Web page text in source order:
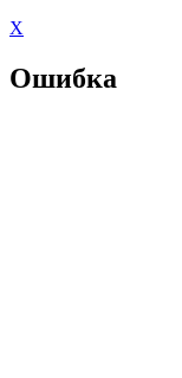
X
Ошибка